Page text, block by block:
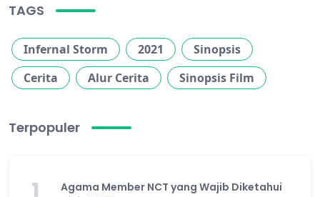
TAGS
Infernal Storm 2021
Sinopsis
Cerita
Alur Cerita Sinopsis Film
Terpopuler
Agama Member NCT yang Wajib Diketahui